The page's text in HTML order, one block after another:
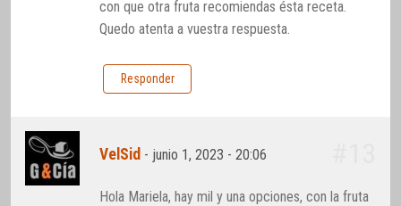
con que otra fruta recomiendas ésta receta.
Quedo atenta a vuestra respuesta.
Responder
VelSid - junio 1, 2023 - 20:06
Hola Mariela, hay mil y una opciones, con la fruta